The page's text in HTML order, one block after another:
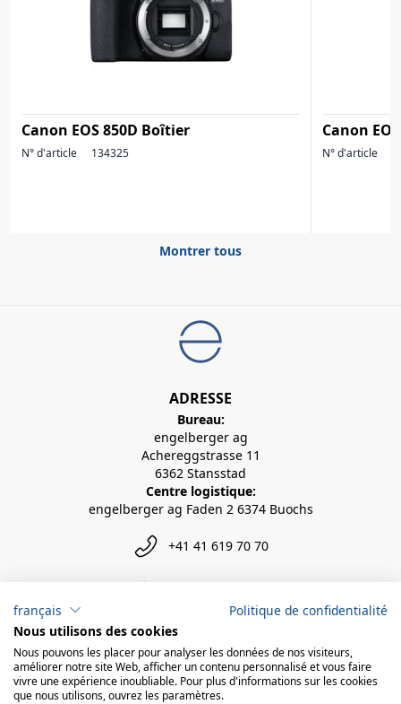
Canon EOS 850D Boîtier
N° d'article 134325
Canon
N° d'article
Montrer tous
ADRESSE
Bureau:
engelberger ag
Achereggstrasse 11
6362 Stansstad
Centre logistique:
engelberger ag Faden 2 6374 Buochs
+41 41 619 70 70
français
Politique de confidentialité
Nous utilisons des cookies
Nous pouvons les placer pour analyser les données de nos visiteurs,
améliorer notre site Web, afficher un contenu personnalisé et vous faire
vivre une expérience inoubliable. Pour plus d'informations sur les cookies
que nous utilisons, ouvrez les paramètres.